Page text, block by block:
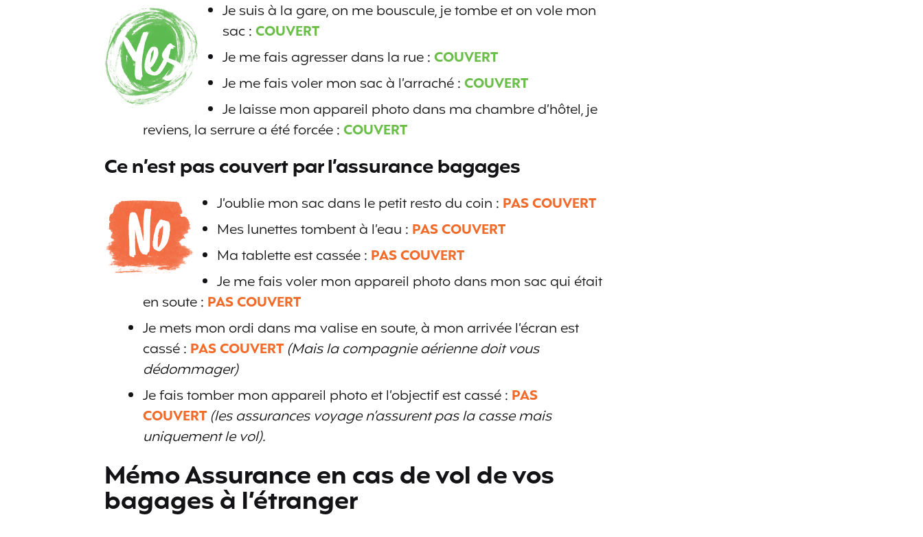
Je suis à la gare, on me bouscule, je tombe et on vole mon
sac :COUVERT
Je me fais agresser dans la rue :COUVERT
Je me fais voler mon sac à l’arraché :COUVERT
Je laisse mon appareil photo dans ma chambre d’hôtel, je
reviens, la serrure a été forcée :COUVERT
Ce n’est pas couvert par l’assurance bagages
J’oublie mon sac dans le petit resto du coin : PAS COUVERT
Mes lunettes tombent à l’eau : PAS COUVERT
Ma tablette est cassée : PAS COUVERT
Je me fais voler mon appareil photo dans mon sac qui était
en soute : PAS COUVERT
Je mets mon ordi dans ma valise en soute, à mon arrivée l’écran est
cassé : PAS COUVERT(Mais la compagnie aérienne doit vous
dédommager)
Je fais tomber mon appareil photo et l’objectif est cassé : PAS
COUVERT(les assurances voyage n’assurent pas la casse mais
uniquement le vol).
Mémo Assurance en cas de vol de vos
bagages à l’étranger